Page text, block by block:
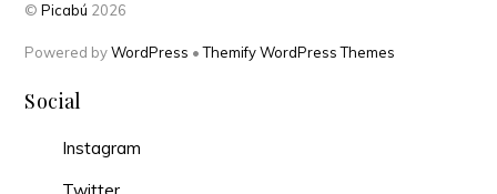
©Picabú 2026
Powered byWordPress •Themify WordPress Themes
Social
Instagram